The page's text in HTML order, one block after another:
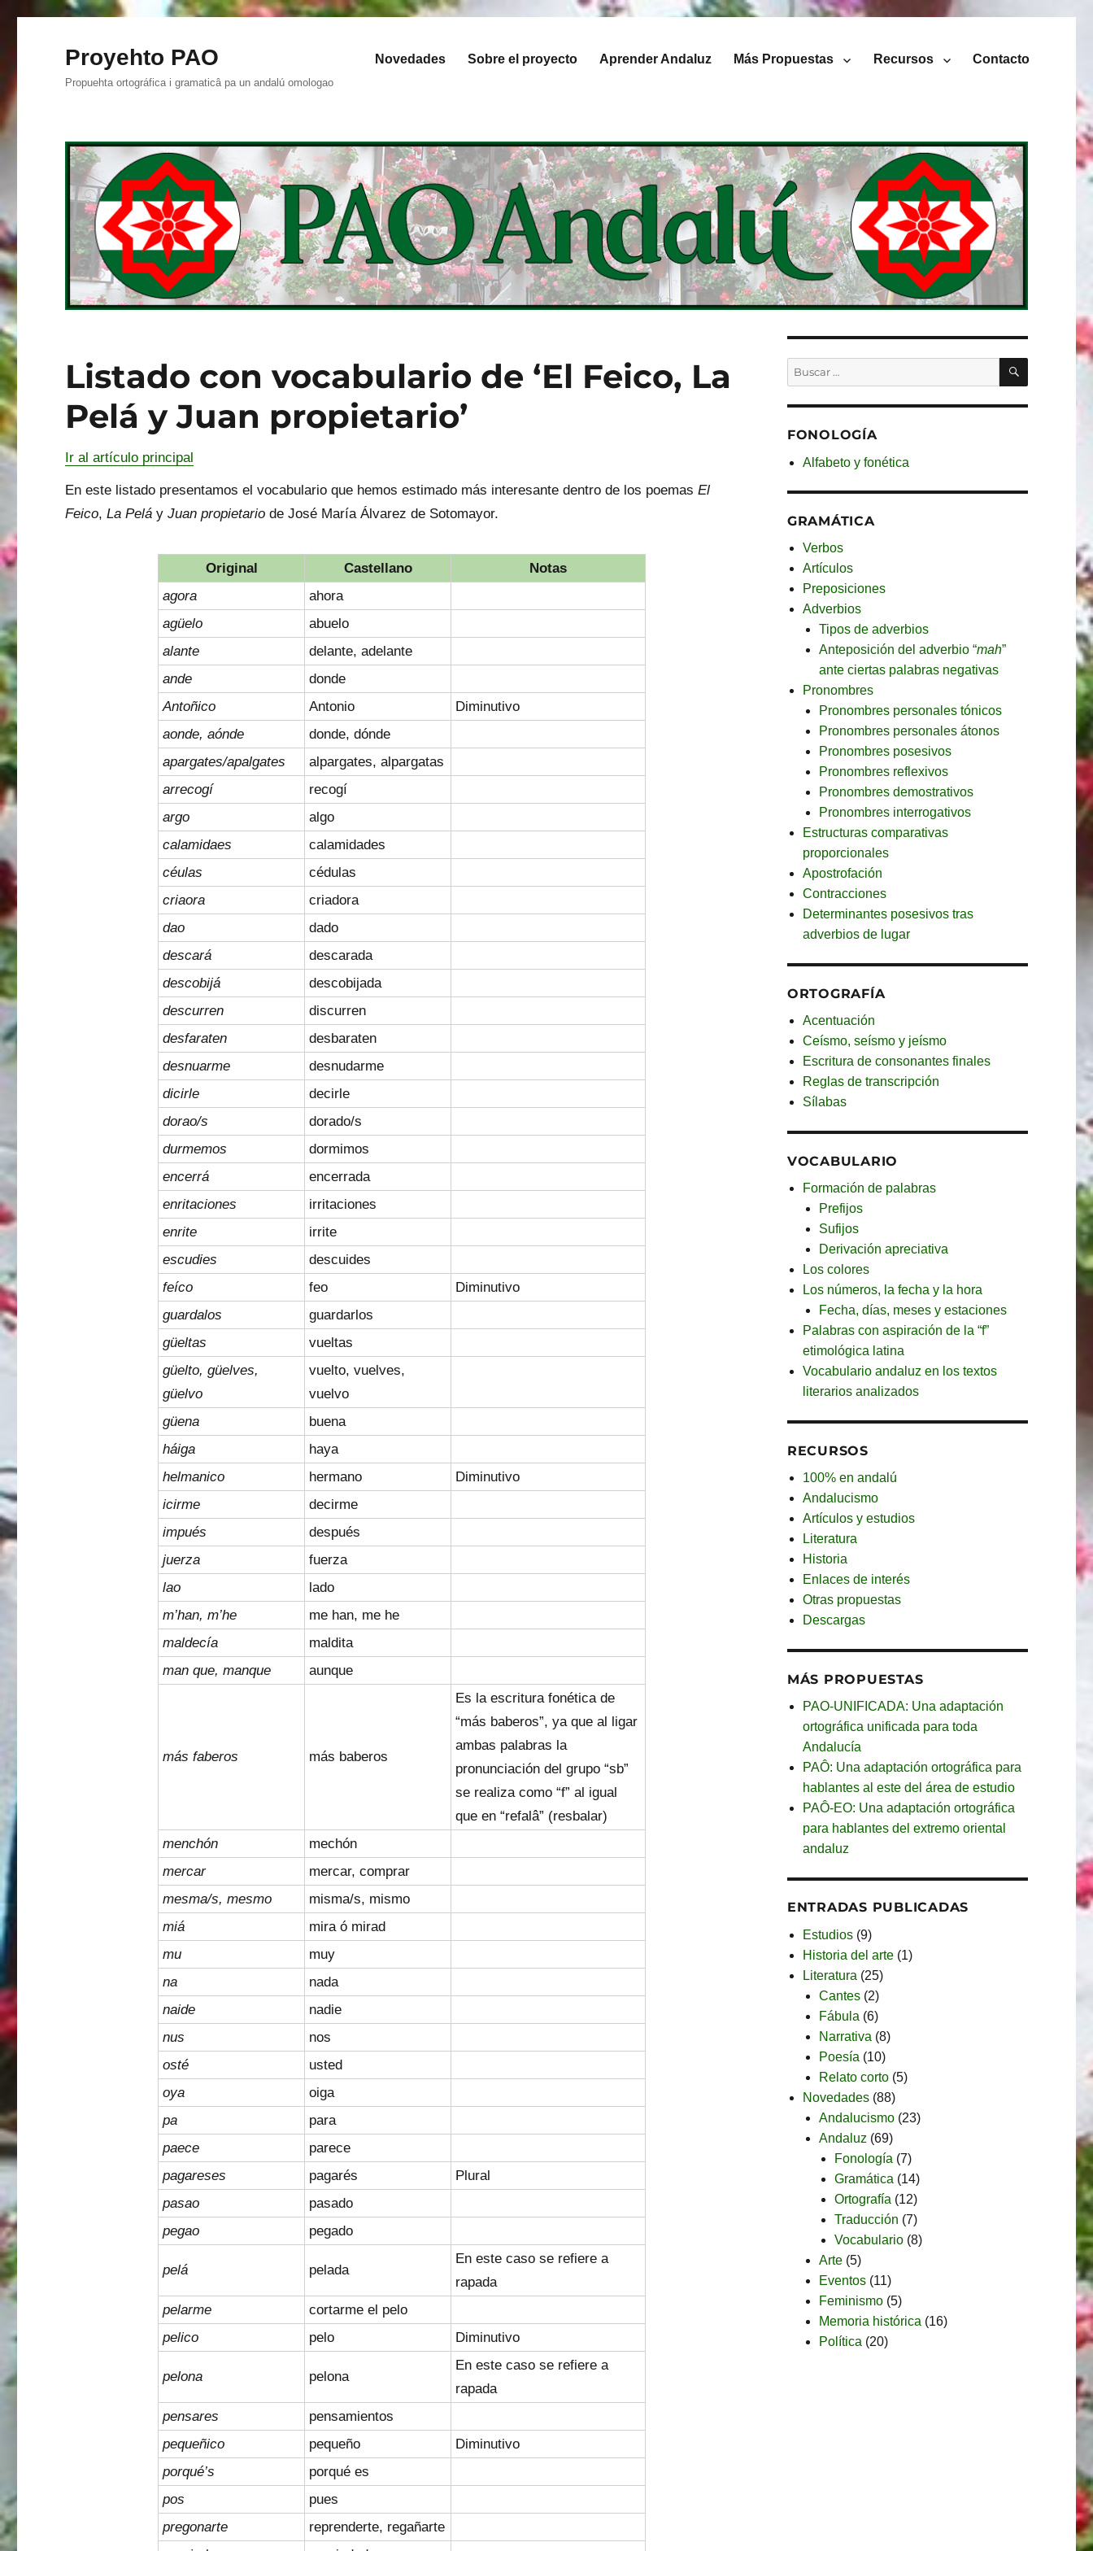
Proyehto PAO
Propuehta ortográfica i gramaticâ pa un andalú omologao
Novedades Sobre el proyecto Aprender Andaluz Más Propuestas Recursos Contacto
Listado con vocabulario de ‘El Feico, La
Pelá y Juan propietario’
Ir al artículo principal
En este listado presentamos el vocabulario que hemos estimado más interesante dentro de los poemasEl
Feico,La Pelá yJuan propietario de José María Álvarez de Sotomayor.
Original Castellano
Notas
agora
ahora
agüelo
abuelo
alante
delante, adelante
ande
donde
Antoñico
Antonio
Diminutivo
aonde, aónde
donde, dónde
apargates/apalgates
alpargates, alpargatas
arrecogí
recogí
argo
algo
calamidaes
calamidades
céulas
cédulas
criaora
criadora
dao
dado
descará
descarada
descobijá
descobijada
descurren
discurren
desfaraten
desbaraten
desnuarme
desnudarme
dicirle
decirle
dorao/s
dorado/s
durmemos
dormimos
encerrá
encerrada
enritaciones
irritaciones
enrite
irrite
escudies
descuides
feíco
feo
Diminutivo
guardalos
guardarlos
güeltas
vueltas
güelto, güelves,
güelvo
vuelto, vuelves,
vuelvo
güena
buena
háiga
haya
helmanico
hermano
Diminutivo
icirme
decirme
impués
después
juerza
fuerza
lao
lado
m’han, m’he
me han, me he
maldecía
maldita
man que, manque
aunque
más faberos más baberos
Es la escritura fonética de
“más baberos”, ya que al ligar
ambas palabras la
pronunciación del grupo “sb”
se realiza como “f” al igual
que en “refalâ” (resbalar)
menchón
mechón
mercar
mercar, comprar
mesma/s, mesmo
misma/s, mismo
miá
mira ó mirad
mu
muy
na
nada
naide
nadie
nus
nos
osté
usted
oya
oiga
pa
para
paece
parece
pagareses
pagarés
Plural
pasao
pasado
pegao
pegado
pelá pelada
En este caso se refiere a
rapada
pelarme
cortarme el pelo
pelico
pelo Diminutivo
pelona pelona
En este caso se refiere a
rapada
pensares
pensamientos
pequeñico
pequeño
Diminutivo
porqué’s
porqué es
pos
pues
pregonarte
reprenderte, regañarte
BUSCAR
FONOLOGÍA
Alfabeto y fonética
GRAMÁTICA
Verbos
Artículos
Preposiciones
Adverbios
Tipos de adverbios
Anteposición del adverbio “mah”
ante ciertas palabras negativas
Pronombres
Pronombres personales tónicos
Pronombres personales átonos
Pronombres posesivos
Pronombres reflexivos
Pronombres demostrativos
Pronombres interrogativos
Estructuras comparativas
proporcionales
Apostrofación
Contracciones
Determinantes posesivos tras
adverbios de lugar
ORTOGRAFÍA
Acentuación
Ceísmo, seísmo y jeísmo
Escritura de consonantes finales
Reglas de transcripción
Sílabas
VOCABULARIO
Formación de palabras
Prefijos
Sufijos
Derivación apreciativa
Los colores
Los números, la fecha y la hora
Fecha, días, meses y estaciones
Palabras con aspiración de la “f”
etimológica latina
Vocabulario andaluz en los textos
literarios analizados
RECURSOS
100% en andalú
Andalucismo
Artículos y estudios
Literatura
Historia
Enlaces de interés
Otras propuestas
Descargas
MÁS PROPUESTAS
PAO-UNIFICADA: Una adaptación
ortográfica unificada para toda
Andalucía
PAÔ: Una adaptación ortográfica para
hablantes al este del área de estudio
PAÔ-EO: Una adaptación ortográfica
para hablantes del extremo oriental
andaluz
ENTRADAS PUBLICADAS
Estudios (9)
Historia del arte (1)
Literatura (25)
Cantes(2)
Fábula (6)
Narrativa (8)
Poesía (10)
Relato corto(5)
Novedades (88)
Andalucismo(23)
Andaluz (69)
Fonología (7)
Gramática (14)
Ortografía (12)
Traducción (7)
Vocabulario (8)
Arte(5)
Eventos(11)
Feminismo(5)
Memoria histórica (16)
Política (20)